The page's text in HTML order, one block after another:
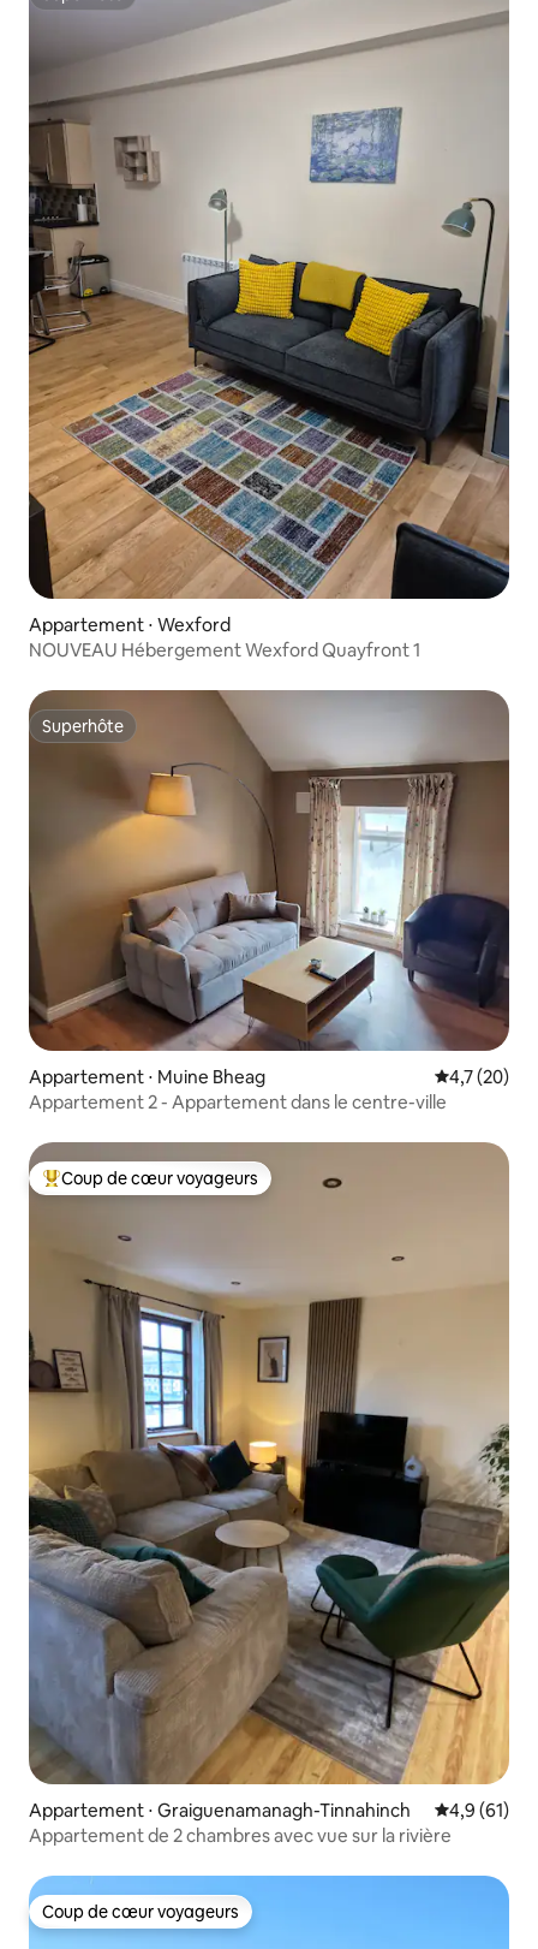
Superhôte
Appartement ⋅ Wexford
NOUVEAU Hébergement Wexford Quayfront 1
Superhôte
Superhôte
Appartement ⋅ Muine Bheag Évaluation
4,7 (20)
Appartement 2 - Appartement dans le centre-ville
Coups de cœur voyageurs les plus appréciés
Coup de cœur voyageurs
Appartement ⋅ Graiguenamanagh-Tinnahinch Évaluation
4,9 (61)
Appartement de 2 chambres avec vue sur la rivière
Coup de cœur voyageurs
Coup de cœur voyageurs